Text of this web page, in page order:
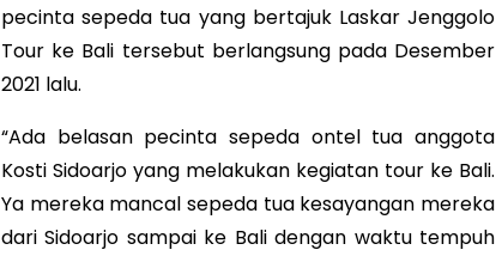
pecinta sepeda tua yang bertajuk Laskar Jenggolo
Tour ke Bali tersebut berlangsung pada Desember
2021 lalu.
“Ada belasan pecinta sepeda ontel tua anggota
Kosti Sidoarjo yang melakukan kegiatan tour ke Bali.
Ya mereka mancal sepeda tua kesayangan mereka
dari Sidoarjo sampai ke Bali dengan waktu tempuh